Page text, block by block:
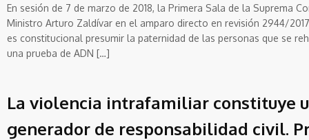
En sesión de 7 de marzo de 2018, la Primera Sala de la Suprema
Ministro Arturo Zaldívar en el amparo directo en revisión 2944/
es constitucional presumir la paternidad de las personas que se
una prueba de ADN […]
La violencia intrafamiliar constituye
generador de responsabilidad civil.